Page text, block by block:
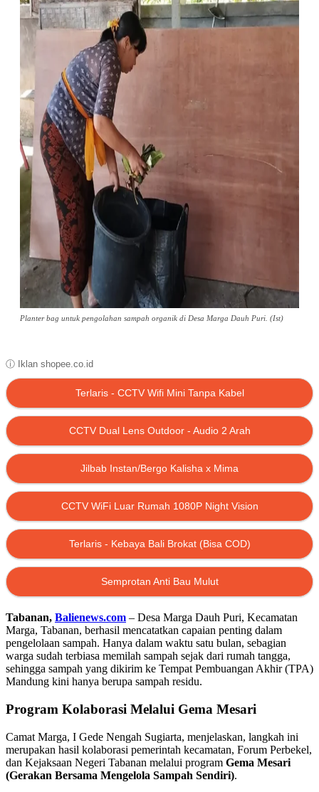
Planter bag untuk pengolahan sampah organik di Desa Marga Dauh Puri. (Ist)
ⓘ Iklan shopee.co.id
Terlaris - CCTV Wifi Mini Tanpa Kabel
CCTV Dual Lens Outdoor - Audio 2 Arah
Jilbab Instan/Bergo Kalisha x Mima
CCTV WiFi Luar Rumah 1080P Night Vision
Terlaris - Kebaya Bali Brokat (Bisa COD)
Semprotan Anti Bau Mulut
Tabanan, Balienews.com – Desa Marga Dauh Puri, Kecamatan
Marga, Tabanan, berhasil mencatatkan capaian penting dalam
pengelolaan sampah. Hanya dalam waktu satu bulan, sebagian
warga sudah terbiasa memilah sampah sejak dari rumah tangga,
sehingga sampah yang dikirim ke Tempat Pembuangan Akhir (TPA)
Mandung kini hanya berupa sampah residu.
Program Kolaborasi Melalui Gema Mesari
Camat Marga, I Gede Nengah Sugiarta, menjelaskan, langkah ini
merupakan hasil kolaborasi pemerintah kecamatan, Forum Perbekel,
dan Kejaksaan Negeri Tabanan melalui program Gema Mesari
(Gerakan Bersama Mengelola Sampah Sendiri).